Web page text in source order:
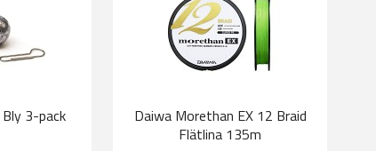
3-pack
Daiwa Morethan EX 12 Braid
Flätlina 135m